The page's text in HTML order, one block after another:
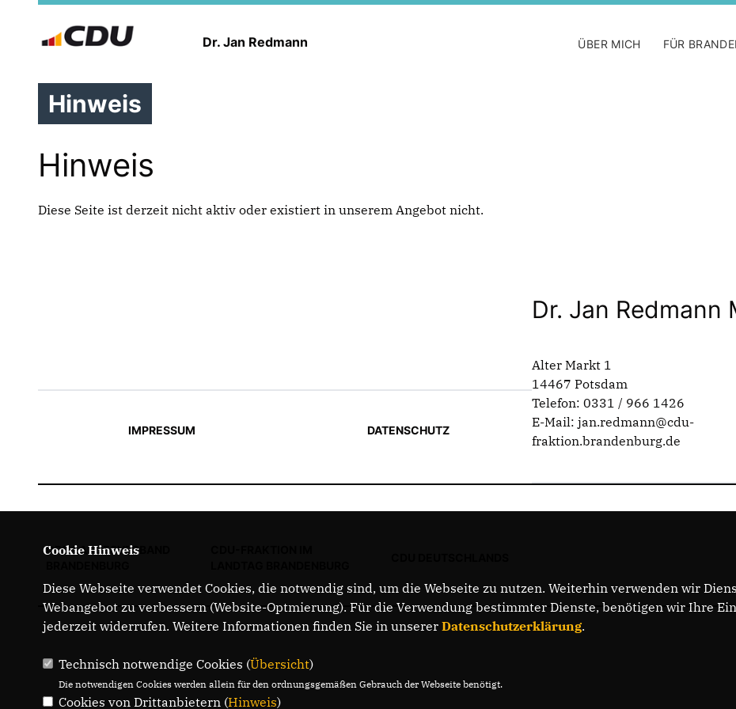
Dr. Jan Redmann ÜBER MICH FÜR
Hinweis
Hinweis
Diese Seite ist derzeit nicht aktiv oder existiert in unserem Angebot nicht.
IMPRESSUM DATENSCHUTZ
Dr. Jan Redmann
Alter Markt 1
14467 Potsdam
Telefon: 0331 / 966 1426
E-Mail: jan.redmann@cdu-
fraktion.brandenburg.de
CDU LANDESVERBAND
Cookie Hinweis
Diese Webseite verwendet Cookies, die notwendig sind, um die Webseite zu nutzen. Weiterhin verwenden wir
Webangebot zu verbessern (Website-Optmierung). Für die Verwendung bestimmter Dienste, benötigen wir Ihre
jederzeit widerrufen. Weitere Informationen finden Sie in unserer Datenschutzerklärung.
Technisch notwendige Cookies (Übersicht)
Die notwendigen Cookies werden allein für den ordnungsgemäßen Gebrauch der Webseite benötigt.
Cookies von Drittanbietern (Hinweis)